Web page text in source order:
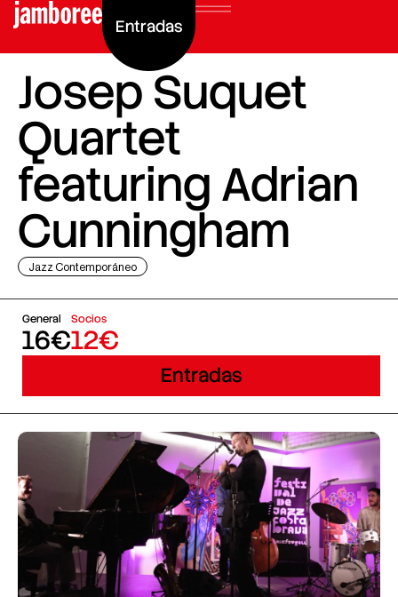
Entradas
Josep Suquet
Quartet
featuring Adrian
Cunningham
Jazz Contemporáneo
General
16€
Socios
12€
Entradas